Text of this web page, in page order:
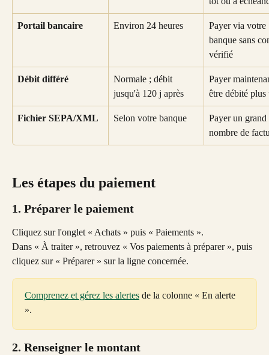
Portail bancaire Environ 24 heures
Payer via votre
banque sans
vérifié
Débit différé
Normale ; débit
jusqu'à 120 j après
Payer
être débité plus
Fichier SEPA/XML Selon votre banque
Payer un grand
nombre de
Les étapes du paiement
1. Préparer le paiement
Cliquez sur l'onglet « Achats » puis « Paiements ».
Dans « À traiter », retrouvez « Vos paiements à préparer », puis
cliquez sur « Préparer » sur la ligne concernée.
Comprenez et gérez les alertes de la colonne « En alerte
».
2. Renseigner le montant